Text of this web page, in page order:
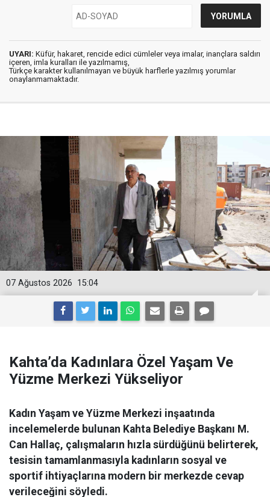
UYARI: Küfür, hakaret, rencide edici cümleler veya imalar, inançlara saldırı
içeren, imla kuralları ile yazılmamış,
Türkçe karakter kullanılmayan ve büyük harflerle yazılmış yorumlar
onaylanmamaktadır.
15:04
07 Ağustos 2026
Kahta’da Kadınlara Özel Yaşam Ve
Yüzme Merkezi Yükseliyor
Kadın Yaşam ve Yüzme Merkezi inşaatında
incelemelerde bulunan Kahta Belediye Başkanı M.
Can Hallaç, çalışmaların hızla sürdüğünü belirterek,
tesisin tamamlanmasıyla kadınların sosyal ve
sportif ihtiyaçlarına modern bir merkezde cevap
verileceğini söyledi.